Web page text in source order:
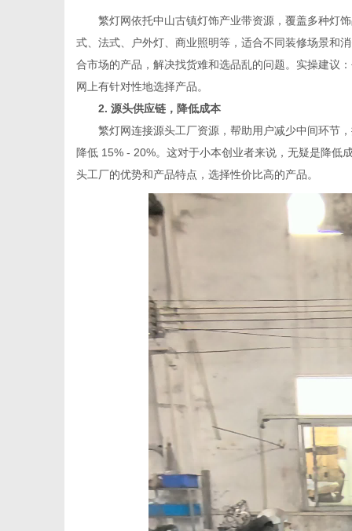
繁灯网依托中山古镇灯饰产业带资源，覆盖多种灯饰
式、法式、户外灯、商业照明等，适合不同装修场景和
合市场的产品，解决找货难和选品乱的问题。实操建议
网上有针对性地选择产品。
2. 源头供应链，降低成本
繁灯网连接源头工厂资源，帮助用户减少中间环节，
降低 15% - 20%。这对于小本创业者来说，无疑是降低
头工厂的优势和产品特点，选择性价比高的产品。